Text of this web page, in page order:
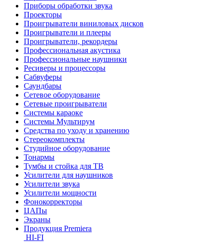
Приборы обработки звука
Проекторы
Проигрыватели виниловых дисков
Проигрыватели и плееры
Проигрыватели, рекордеры
Профессиональная акустика
Профессиональные наушники
Ресиверы и процессоры
Сабвуферы
Саундбары
Сетевое оборудование
Сетевые проигрыватели
Системы караоке
Системы Мультирум
Средства по уходу и хранению
Стереокомплекты
Студийное оборудование
Тонармы
Тумбы и стойка для ТВ
Усилители для наушников
Усилители звука
Усилители мощности
Фонокорректоры
ЦАПы
Экраны
Продукция Premiera
HI-FI